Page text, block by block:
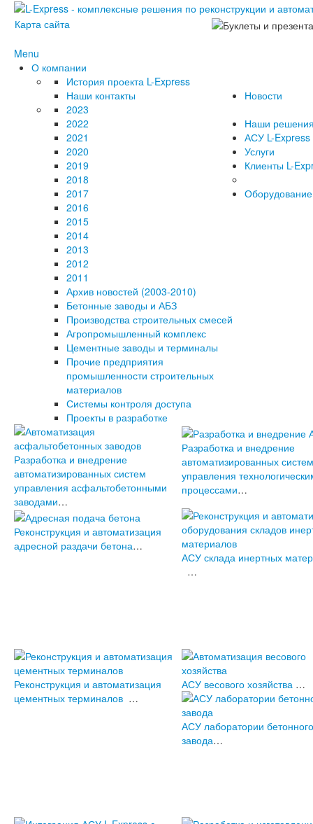
Карта сайта
Menu
О компании
История проекта L-Express
Наши контакты
Новости
2023
2022
2021
2020
2019
2018
2017
2016
2015
2014
2013
2012
2011
Архив новостей (2003-2010)
Наши
АСУ L-Express
Услуги
Клиенты L-
Бетонные заводы и АБЗ
Производства строительных смесей
Агропромышленный комплекс
Цементные заводы и терминалы
Прочие предприятия
промышленности строительных
материалов
Системы контроля доступа
Проекты в разработке
Оборудование
Разработка и внедрение
автоматизированных систем
управления асфальтобетонными
заводами…
Разработка и внедрение
автоматизированных систем
управления
процессами…
Реконструкция и автоматизация
адресной раздачи бетона…
АСУ склада инертных
…
Реконструкция и автоматизация
цементных терминалов …
АСУ весового хозяйства …
АСУ лаборатории бетонного
завода…